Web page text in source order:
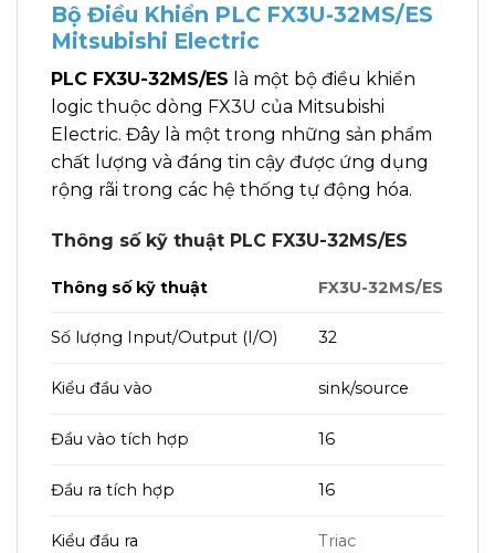
Bộ Điều Khiển PLC FX3U-32MS/ES
Mitsubishi Electric
PLC FX3U-32MS/ES là một bộ điều khiển
logic thuộc dòng FX3U của Mitsubishi
Electric. Đây là một trong những sản phẩm
chất lượng và đáng tin cậy được ứng dụng
rộng rãi trong các hệ thống tự động hóa.
Thông số kỹ thuật PLC FX3U-32MS/ES
Thông số kỹ thuật FX3U-32MS/ES
Số lượng Input/Output (I/O) 32
Kiểu đầu vào sink/source
Đầu vào tích hợp 16
Đầu ra tích hợp 16
Kiểu đầu ra Triac